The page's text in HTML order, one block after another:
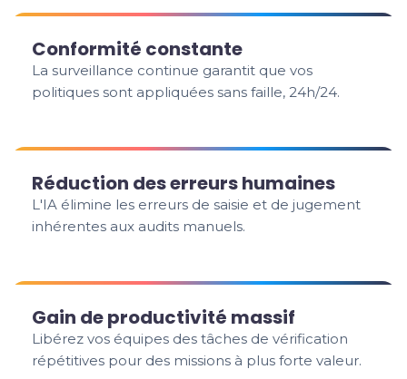
Conformité constante
La surveillance continue garantit que vos
politiques sont appliquées sans faille, 24h/24.
Réduction des erreurs humaines
L'IA élimine les erreurs de saisie et de jugement
inhérentes aux audits manuels.
Gain de productivité massif
Libérez vos équipes des tâches de vérification
répétitives pour des missions à plus forte valeur.